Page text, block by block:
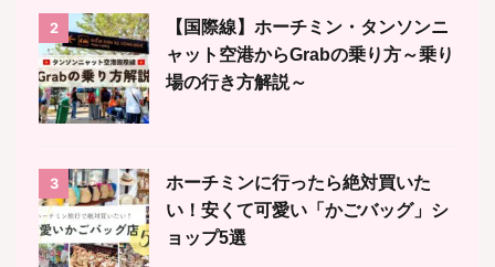
2
【国際線】ホーチミン・タンソンニ
ャット空港からGrabの乗り方～乗り
場の行き方解説～
3
ホーチミンに行ったら絶対買いた
い！安くて可愛い「かごバッグ」シ
ョップ5選